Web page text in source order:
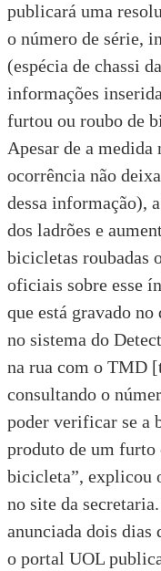
publicará uma
o número de série,
(espécia de chassi
informações
furtou ou roubo de
Apesar de a
ocorrência não
dessa informação),
dos ladrões e
bicicletas roubadas
oficiais sobre esse
que está gravado
no sistema do
na rua com o TMD
consultando o
poder verificar se a
produto de um furto
bicicleta”, explicou
no site da secretaria
anunciada dois dias
o portal UOL